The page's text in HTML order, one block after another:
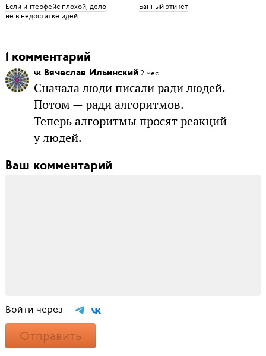
Если интерфейс плохой, дело
не в недостатке идей
Банный этикет
1 комментарий
Вячеслав Ильинский 2 мес
Сначала люди писали ради людей.
Потом — ради алгоритмов.
Теперь алгоритмы просят реакций
у людей.
Ваш комментарий
Войти через
Отправить